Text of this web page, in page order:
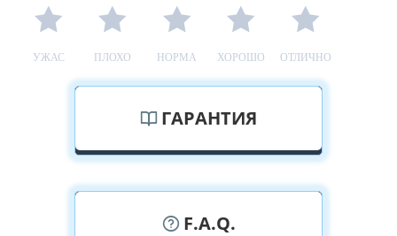
УЖАС ПЛОХО НОРМА ХОРОШО ОТЛИЧНО
ГАРАНТИЯ
F.A.Q.